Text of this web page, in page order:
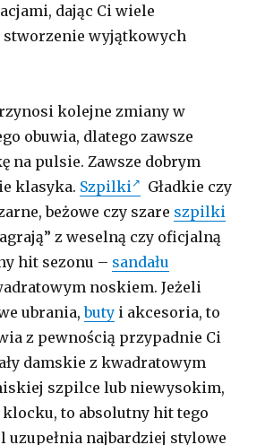
dając Ci wiele
wyjątkowych
kolejne zmiany w
obuwia, dlatego zawsze
na pulsie. Zawsze dobrym
klasyka. Szpilki
Gładkie czy
beżowe czy szare szpilki
z weselną czy oficjalną
hit sezonu – sandału
noskiem. Jeżeli
ubrania,buty i akcesoria, to
z pewnością przypadnie Ci
damskie z kwadratowym
szpilce lub niewysokim,
to absolutny hit tego
uzupełnia najbardziej stylowe